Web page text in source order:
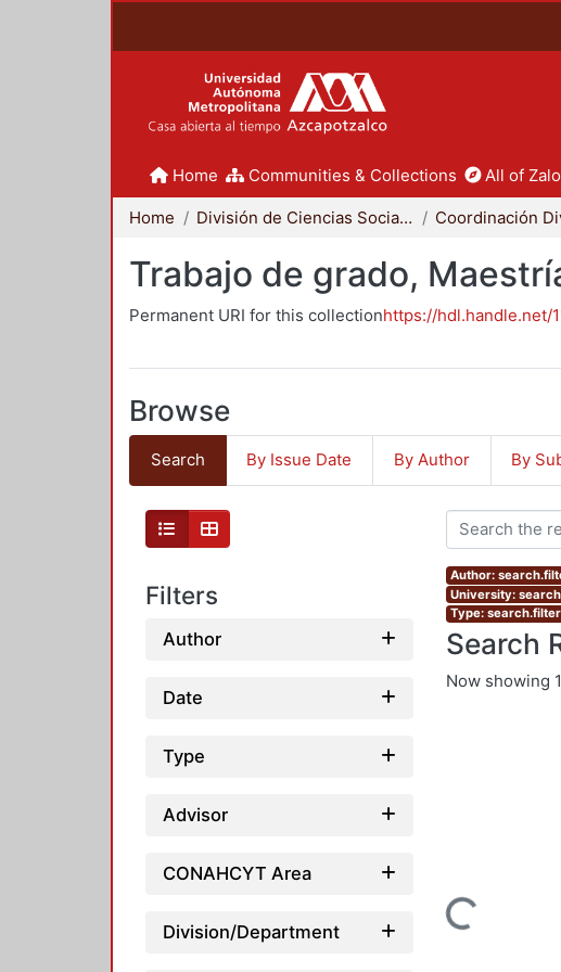
Home Communities & Collections All of
Home División de Ciencias Sociales y Humanidades
Trabajo de grado,
Permanent URI for this collectionhttps://hdl.handle.net/
Browse
Search By Issue Date By Author By
Filters
Author
Date
Type
Advisor
CONAHCYT Area
Division/Department
Author:
University:
Type:
Search
Now showing
Loading...